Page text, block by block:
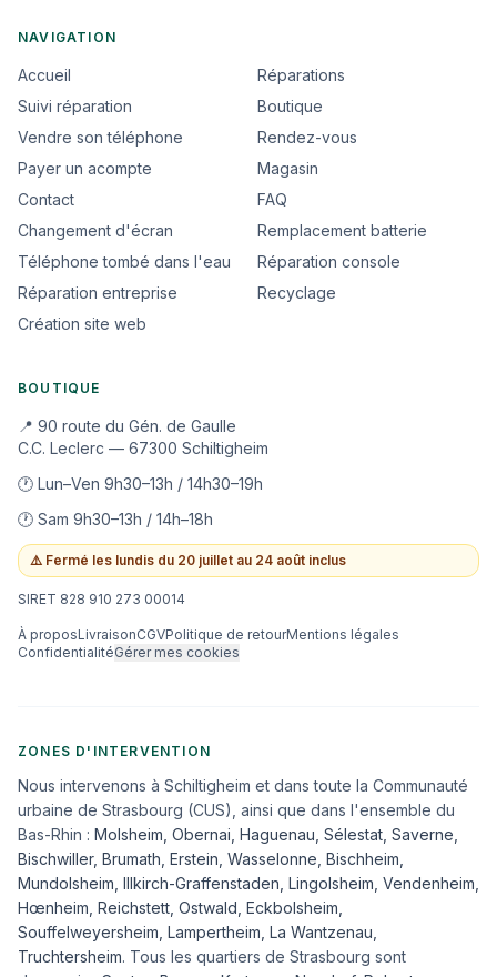
NAVIGATION
Accueil
Réparations
Suivi réparation
Boutique
Vendre son téléphone
Rendez-vous
Payer un acompte
Magasin
Contact
FAQ
Changement d'écran
Remplacement batterie
Téléphone tombé dans l'eau
Réparation console
Réparation entreprise
Recyclage
Création site web
BOUTIQUE
📍 90 route du Gén. de Gaulle
C.C. Leclerc — 67300 Schiltigheim
🕐 Lun–Ven 9h30–13h / 14h30–19h
🕐 Sam 9h30–13h / 14h–18h
⚠️ Fermé les lundis du 20 juillet au 24 août inclus
SIRET 828 910 273 00014
À proposLivraisonCGVPolitique de retourMentions légales
ConfidentialitéGérer mes cookies
ZONES D'INTERVENTION
Nous intervenons à Schiltigheim et dans toute la Communauté
urbaine de Strasbourg (CUS), ainsi que dans l'ensemble du
Bas-Rhin : Molsheim Obernai Haguenau Sélestat Saverne
Bischwiller, Brumath Erstein Wasselonne Bischheim
Mundolsheim Illkirch-Graffenstaden Lingolsheim Vendenheim
Hœnheim Reichstett Ostwald Eckbolsheim
Souffelweyersheim, Lampertheim, La Wantzenau,
Truchtersheim. Tous les quartiers de Strasbourg sont